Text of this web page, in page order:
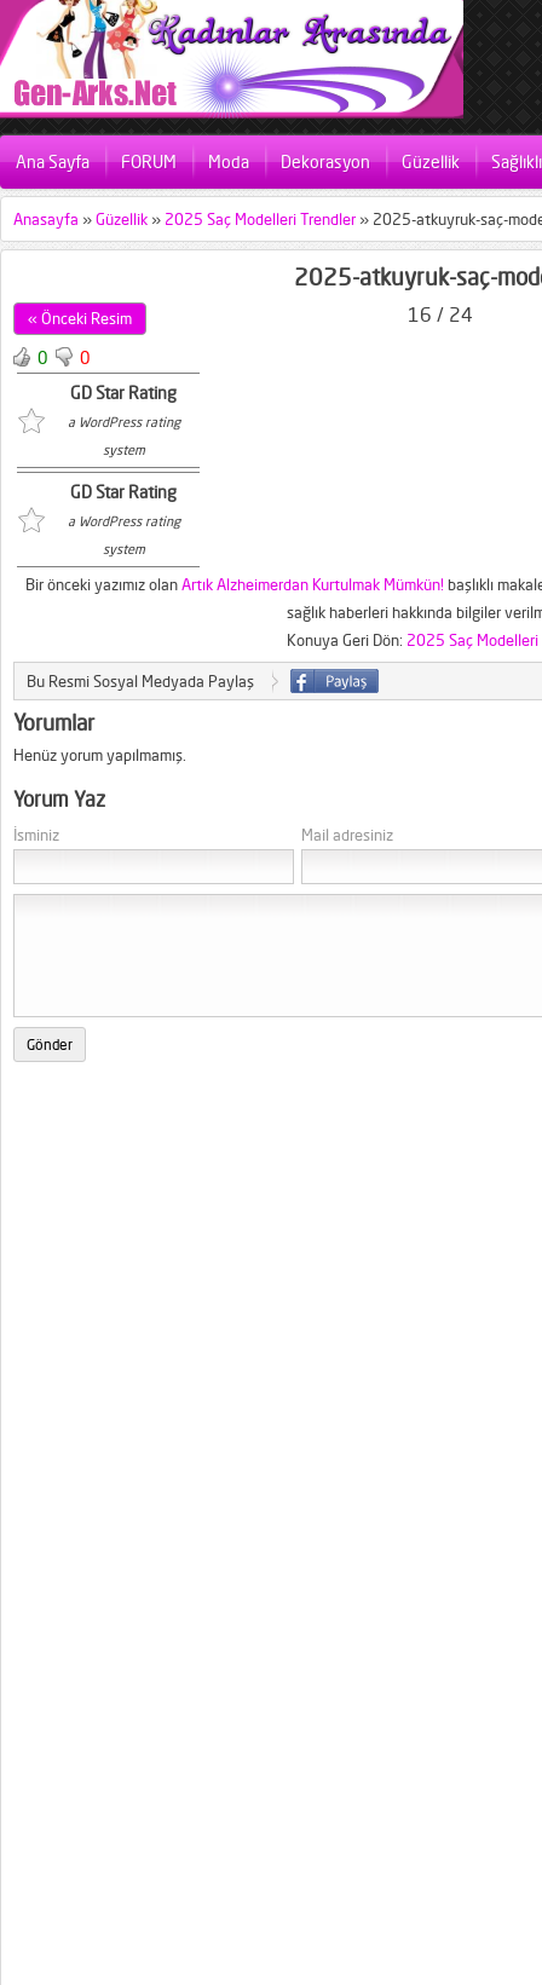
Ana Sayfa FORUM Moda Dekorasyon Güzellik
Anasayfa »Güzellik » 2025 Saç Modelleri Trendler » 2025-atkuyruk-saç-
2025-atkuyruk-saç-
« Önceki Resim 16 / 24
0
0
GD Star Rating
a WordPress rating
system
GD Star Rating
a WordPress rating
system
Bir önceki yazımız olanArtık Alzheimerdan Kurtulmak Mümkün! başlıklı
sağlık haberleri hakkında bilgiler
Konuya Geri Dön: 2025 Saç Modelleri
Bu Resmi Sosyal Medyada Paylaş
Yorumlar
Henüz yorum yapılmamış.
Yorum Yaz
İsminiz Mail adresiniz